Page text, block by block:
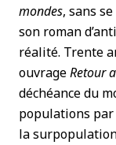
mondes, sans
son roman
réalité. Trente
ouvrageRetour
déchéance du
populations par
la